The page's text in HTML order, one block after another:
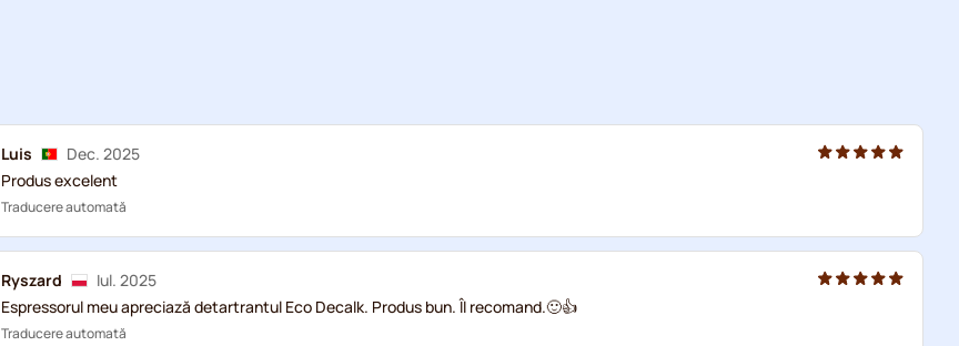
Luis
Dec. 2025
Produs excelent
Traducere automată
Ryszard
Iul. 2025
Espressorul meu apreciază detartrantul Eco Decalk. Produs bun. Îl recomand.🙂👍
Traducere automată